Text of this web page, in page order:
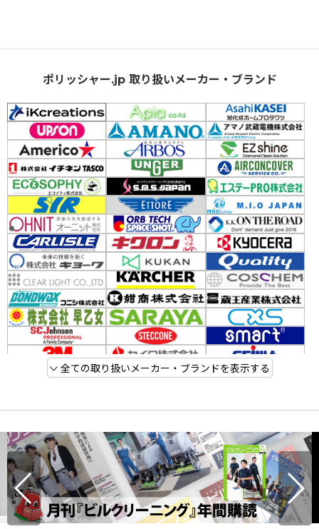
ポリッシャー.jp 取り扱いメーカー・ブランド
全ての取り扱いメーカー・ブランドを表示する